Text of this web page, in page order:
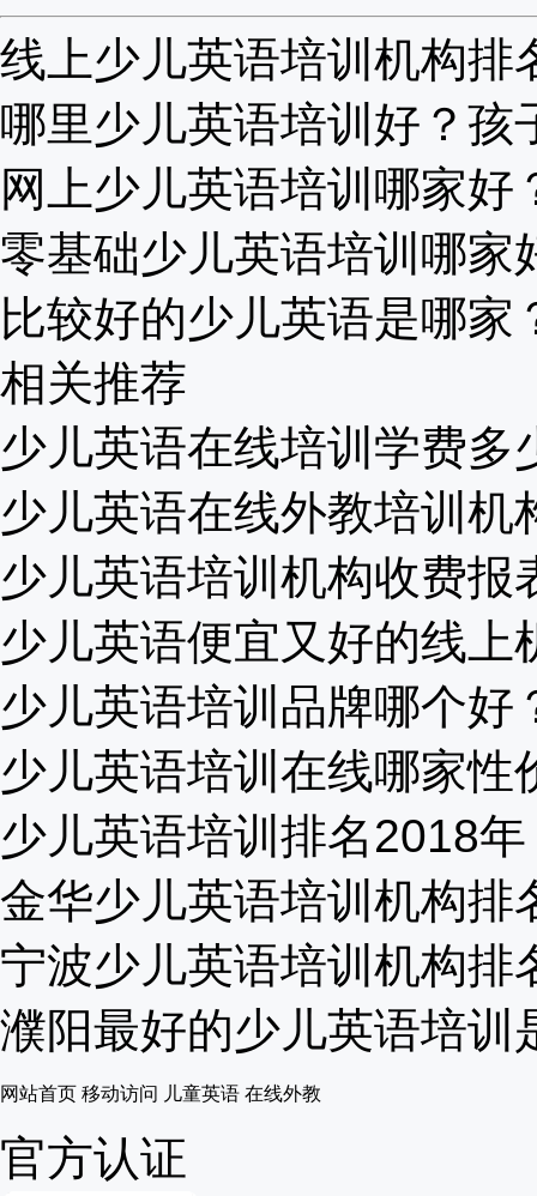
线上少儿英语培训机构排
哪里少儿英语培训好？孩
网上少儿英语培训哪家好
零基础少儿英语培训哪家
比较好的少儿英语是哪家
相关推荐
少儿英语在线培训学费多
少儿英语在线外教培训机
少儿英语培训机构收费报
少儿英语便宜又好的线上
少儿英语培训品牌哪个好
少儿英语培训在线哪家性
少儿英语培训排名2018
金华少儿英语培训机构排
宁波少儿英语培训机构排
濮阳最好的少儿英语培训
网站首页 移动访问 儿童英语 在线外教
官方认证